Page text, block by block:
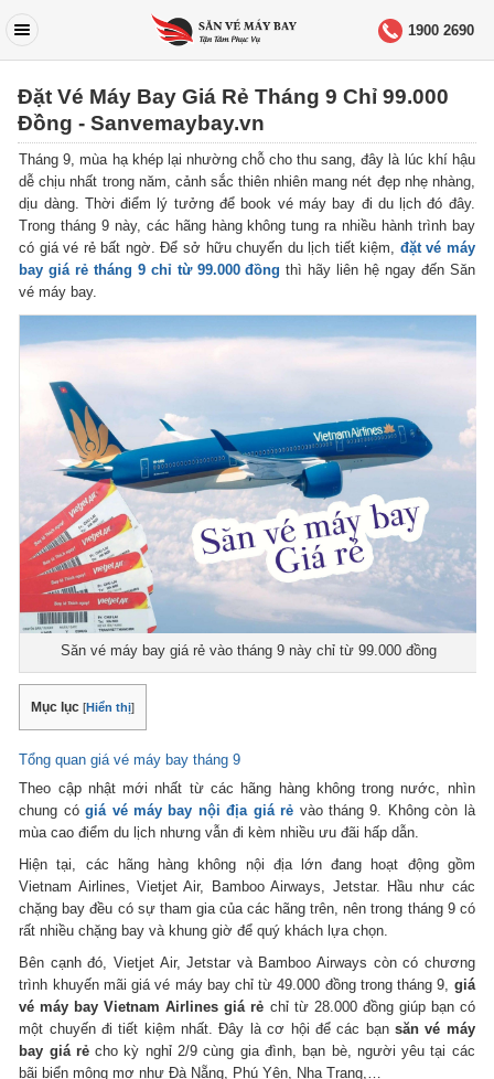
1900 2690
Đặt Vé Máy Bay Giá Rẻ Tháng 9 Chỉ 99.000
Đồng - Sanvemaybay.vn
Tháng 9, mùa hạ khép lại nhường chỗ cho thu sang, đây là lúc khí hậu
dễ chịu nhất trong năm, cảnh sắc thiên nhiên mang nét đẹp nhẹ nhàng,
dịu dàng. Thời điểm lý tưởng để book vé máy bay đi du lịch đó đây.
Trong tháng 9 này, các hãng hàng không tung ra nhiều hành trình bay
có giá vé rẻ bất ngờ. Để sở hữu chuyến du lịch tiết kiệm, đặt vé máy
bay giá rẻ tháng 9 chỉ từ 99.000 đồng thì hãy liên hệ ngay đến Săn
vé máy bay.
Săn vé máy bay giá rẻ vào tháng 9 này chỉ từ 99.000 đồng
Mục lục [Hiển thị]
Tổng quan giá vé máy bay tháng 9
Theo cập nhật mới nhất từ các hãng hàng không trong nước, nhìn
chung cógiá vé máy bay nội địa giá rẻ vào tháng 9. Không còn là
mùa cao điểm du lịch nhưng vẫn đi kèm nhiều ưu đãi hấp dẫn.
Hiện tại, các hãng hàng không nội địa lớn đang hoạt động gồm
Vietnam Airlines, Vietjet Air, Bamboo Airways, Jetstar. Hầu như các
chặng bay đều có sự tham gia của các hãng trên, nên trong tháng 9 có
rất nhiều chặng bay và khung giờ để quý khách lựa chọn.
Bên cạnh đó, Vietjet Air, Jetstar và Bamboo Airways còn có chương
trình khuyến mãi giá vé máy bay chỉ từ 49.000 đồng trong tháng 9, giá
vé máy bay Vietnam Airlines giá rẻ chỉ từ 28.000 đồng giúp bạn có
một chuyến đi tiết kiệm nhất. Đây là cơ hội để các bạnsăn vé máy
bay giá rẻcho kỳ nghỉ 2/9 cùng gia đình, bạn bè, người yêu tại các
bãi biển mộng mơ như Đà Nẵng, Phú Yên, Nha Trang,…